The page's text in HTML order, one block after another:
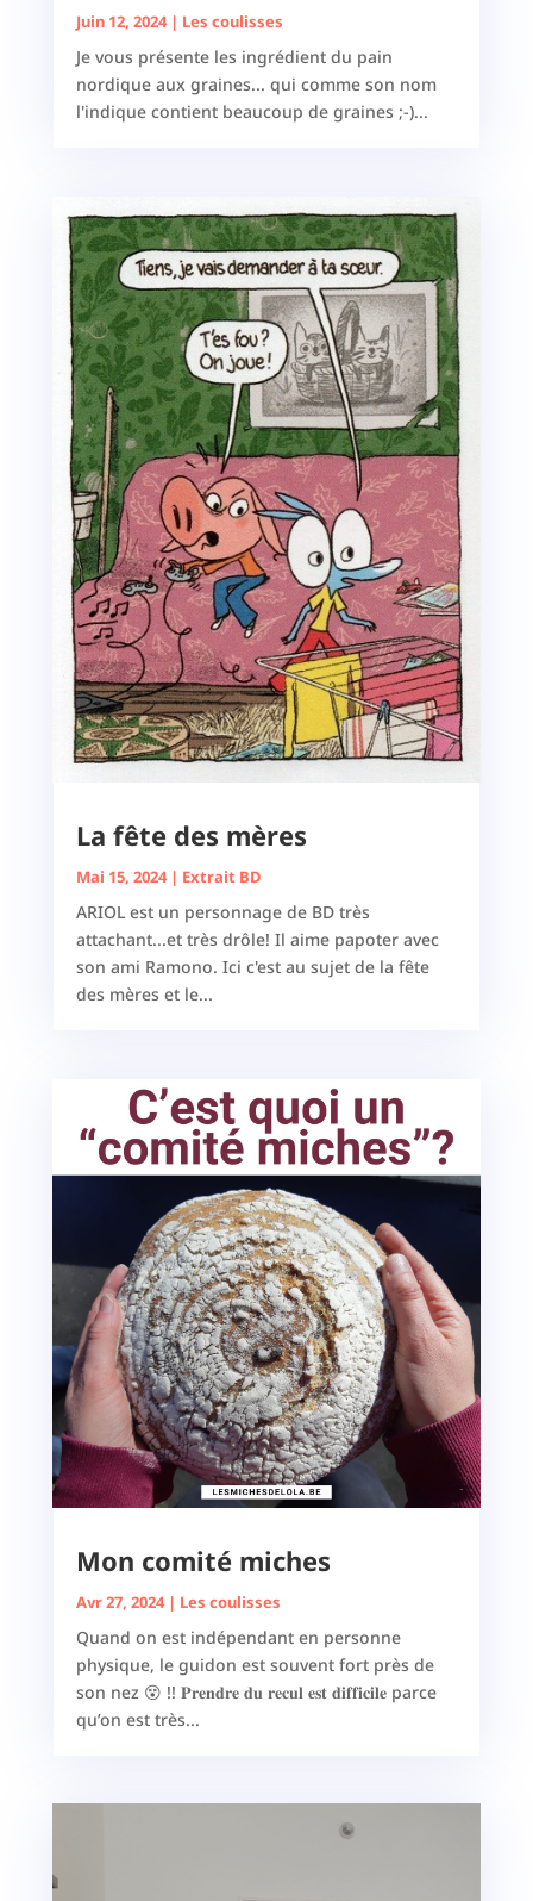
Juin 12, 2024| Les coulisses
Je vous présente les ingrédient du pain
nordique aux graines... qui comme son nom
l'indique contient beaucoup de graines ;-)...
La fête des mères
Mai 15, 2024| Extrait BD
ARIOL est un personnage de BD très
attachant...et très drôle! Il aime papoter avec
son ami Ramono. Ici c'est au sujet de la fête
des mères et le...
Mon comité miches
Avr 27, 2024| Les coulisses
Quand on est indépendant en personne
physique, le guidon est souvent fort près de
son nez 😵 !! 𝐏𝐫𝐞𝐧𝐝𝐫𝐞 𝐝𝐮 𝐫𝐞𝐜𝐮𝐥 𝐞𝐬𝐭 𝐝𝐢𝐟𝐟𝐢𝐜𝐢𝐥𝐞 parce
qu’on est très...